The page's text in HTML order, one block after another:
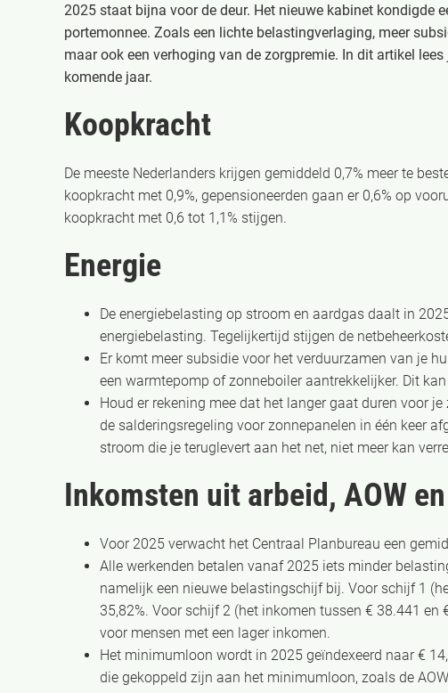
2025 staat bijna voor de deur. Het nieuwe kabinet kondigde
portemonnee. Zoals een lichte belastingverlaging, meer
maar ook een verhoging van de zorgpremie. In dit artikel
komende jaar.
Koopkracht
De meeste Nederlanders krijgen gemiddeld 0,7% meer te
koopkracht met 0,9%, gepensioneerden gaan er 0,6% op
koopkracht met 0,6 tot 1,1% stijgen.
Energie
De energiebelasting op stroom en aardgas daalt in
energiebelasting. Tegelijkertijd stijgen de
Er komt meer subsidie voor het verduurzamen van je
een warmtepomp of zonneboiler aantrekkelijker. Dit
Houd er rekening mee dat het langer gaat duren voor
de salderingsregeling voor zonnepanelen in één keer
stroom die je teruglevert aan het net, niet meer kan
Inkomsten uit arbeid, AOW
Voor 2025 verwacht het Centraal Planbureau een
Alle werkenden betalen vanaf 2025 iets minder
namelijk een nieuwe belastingschijf bij. Voor schijf 1
35,82%. Voor schijf 2 (het inkomen tussen € 38.441
voor mensen met een lager inkomen.
Het minimumloon wordt in 2025 geïndexeerd naar €
die gekoppeld zijn aan het minimumloon, zoals de